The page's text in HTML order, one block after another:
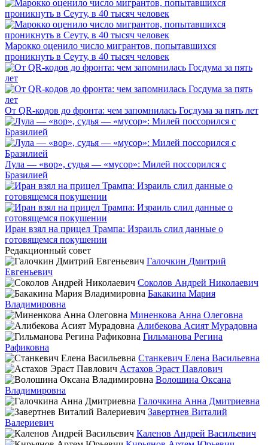
Марокко оценило число мигрантов, попытавшихся
проникнуть в Сеуту, в 40 тысяч человек
От QR-кодов до фронта: чем запомнилась Госдума за пять лет
Лула — «вор», судья — «мусор»: Милей поссорился с
Бразилией
Иран взял на прицел Трампа: Израиль слил данные о
готовящемся покушении
Редакционный совет
Галочкин Дмитрий
Евгеньевич
Соколов Андрей Николаевич
Бакакина Мария
Владимировна
Миненкова Анна Олеговна
Алибекова Асият Мурадовна
Гильманова Регина
Рафиковна
Станкевич Елена Васильевна
Астахов Эраст Павлович
Волошина Оксана
Владимировна
Галочкина Анна Дмитриевна
Завертнев Виталий
Валериевич
Каленов Андрей Васильевич